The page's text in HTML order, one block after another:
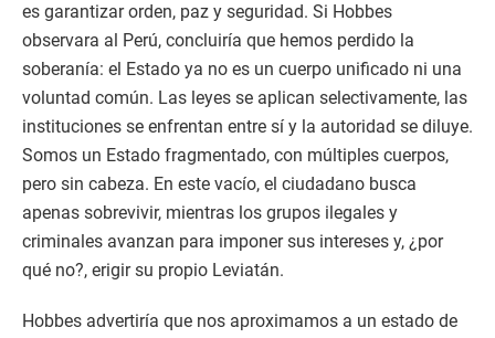
es garantizar orden, paz y seguridad. Si Hobbes
observara al Perú, concluiría que hemos perdido la
soberanía: el Estado ya no es un cuerpo unificado ni una
voluntad común. Las leyes se aplican selectivamente, las
instituciones se enfrentan entre sí y la autoridad se diluye.
Somos un Estado fragmentado, con múltiples cuerpos,
pero sin cabeza. En este vacío, el ciudadano busca
apenas sobrevivir, mientras los grupos ilegales y
criminales avanzan para imponer sus intereses y, ¿por
qué no?, erigir su propio Leviatán.
Hobbes advertiría que nos aproximamos a un estado de